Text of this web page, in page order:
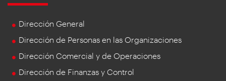
Dirección General
Dirección de Personas en las Organizaciones
Dirección Comercial y de Operaciones
Dirección de Finanzas y Control